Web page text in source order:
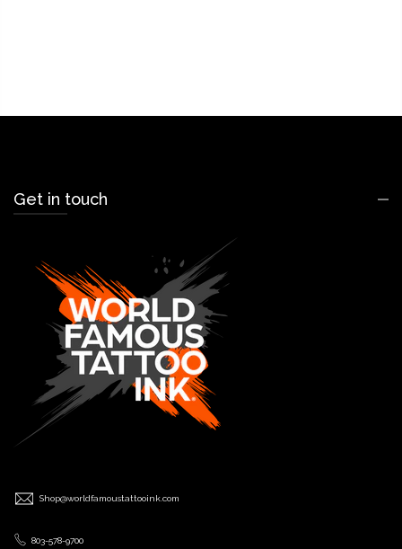
Get in touch
Shop@worldfamoustattooink.com
803-578-9700